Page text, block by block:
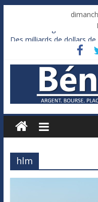
France : le logement mis à
Des milliards de dollars
Royaume-Uni : Andy
Xavier Niel, le milliardaire
Ruée des fortunes russes
hlm